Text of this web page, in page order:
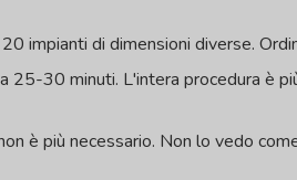
impianti di dimensioni diverse.
30 minuti. L'intera procedura è
è più necessario. Non lo vedo